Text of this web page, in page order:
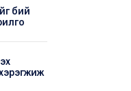
бий